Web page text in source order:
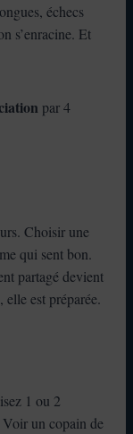
échecs
s’enracine. Et
par 4
Choisir une
qui sent bon.
partagé devient
est préparée.
1 ou 2
Voir un copain de